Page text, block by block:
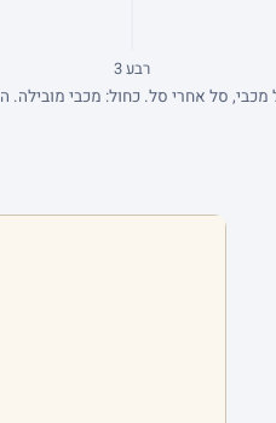
רבע 3